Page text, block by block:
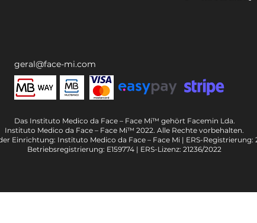
geral@face-mi.com
Das Instituto Medico da Face – Face Mi™ gehört Facemin Lda.
Instituto Medico da Face – Face Mi™ 2022. Alle Rechte vorbehalten.
Einrichtung: Instituto Medico da Face – Face Mi | ERS-Registrierung:
Betriebsregistrierung: E159774 | ERS-Lizenz: 21236/2022